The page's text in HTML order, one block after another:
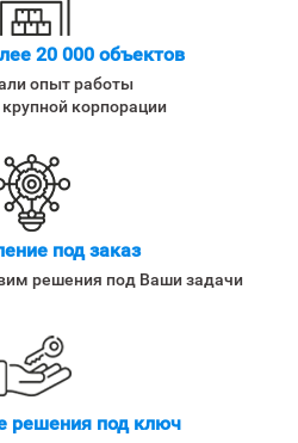
20 000 объектов
опыт работы
корпорации
под заказ
решения под Ваши задачи
решения под ключ